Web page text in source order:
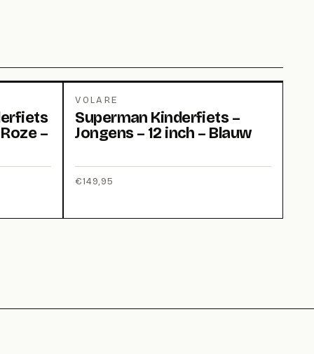
–
VOLARE
Superman Kinderfiets –
Jongens – 12 inch – Blauw
€149,95